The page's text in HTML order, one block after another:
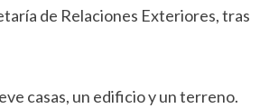
de Relaciones Exteriores, tras
casas, un edificio y un terreno.